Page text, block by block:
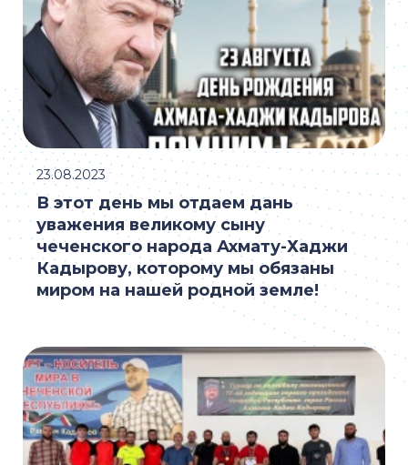
В этот день мы отдаем дань
уважения великому сыну
чеченского народа Ахмату-Хаджи
Кадырову, которому мы обязаны
миром на нашей родной земле!
23.08.2023